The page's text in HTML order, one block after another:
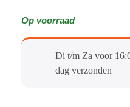
Op voorraad
Di t/m Za voor
dag verzonden​